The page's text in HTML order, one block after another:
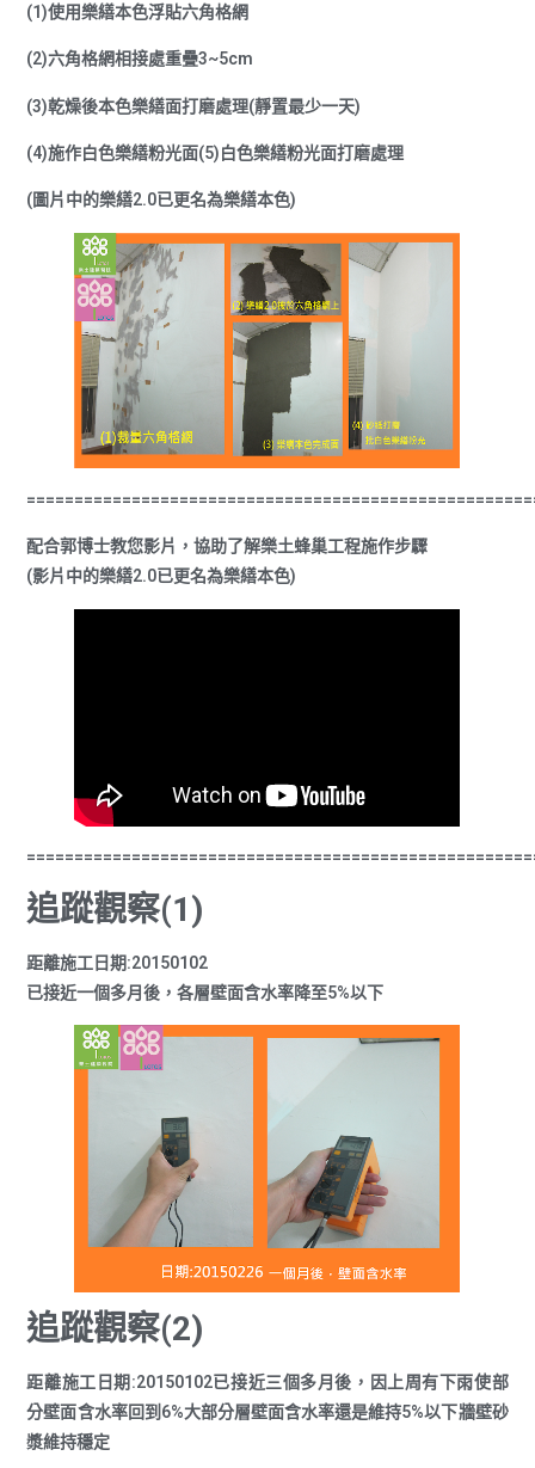
(1)使用樂繕本色浮貼六角格網
(2)六角格網相接處重疊3~5cm
(3)乾燥後本色樂繕面打磨處理(靜置最少一天)
(4)施作白色樂繕粉光面(5)白色樂繕粉光面打磨處理
(圖片中的樂繕2.0已更名為樂繕本色)
配合郭博士教您影片，協助了解樂土蜂巢工程施作步驟
(影片中的樂繕2.0已更名為樂繕本色)
追蹤觀察(1)
距離施工日期:20150102
已接近一個多月後，各層壁面含水率降至5%以下
追蹤觀察(2)
距離施工日期:20150102已接近三個多月後，因上周有下雨使部
分壁面含水率回到6%大部分層壁面含水率還是維持5%以下牆壁砂
漿維持穩定